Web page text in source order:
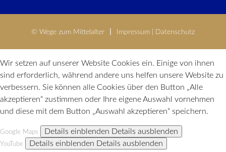
© Wege zum Mittelalter Impressum Datenschutz
Wir setzen auf unserer Website Cookies ein. Einige von ihnen
sind erforderlich, während andere uns helfen unsere Website zu
verbessern. Sie können alle Cookies über den Button „Alle
akzeptieren“ zustimmen oder Ihre eigene Auswahl vornehmen
und diese mit dem Button „Auswahl akzeptieren“ speichern.
Google Maps Details einblenden Details ausblenden
YouTube Details einblenden Details ausblenden